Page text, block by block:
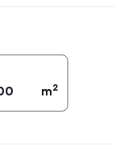
m2